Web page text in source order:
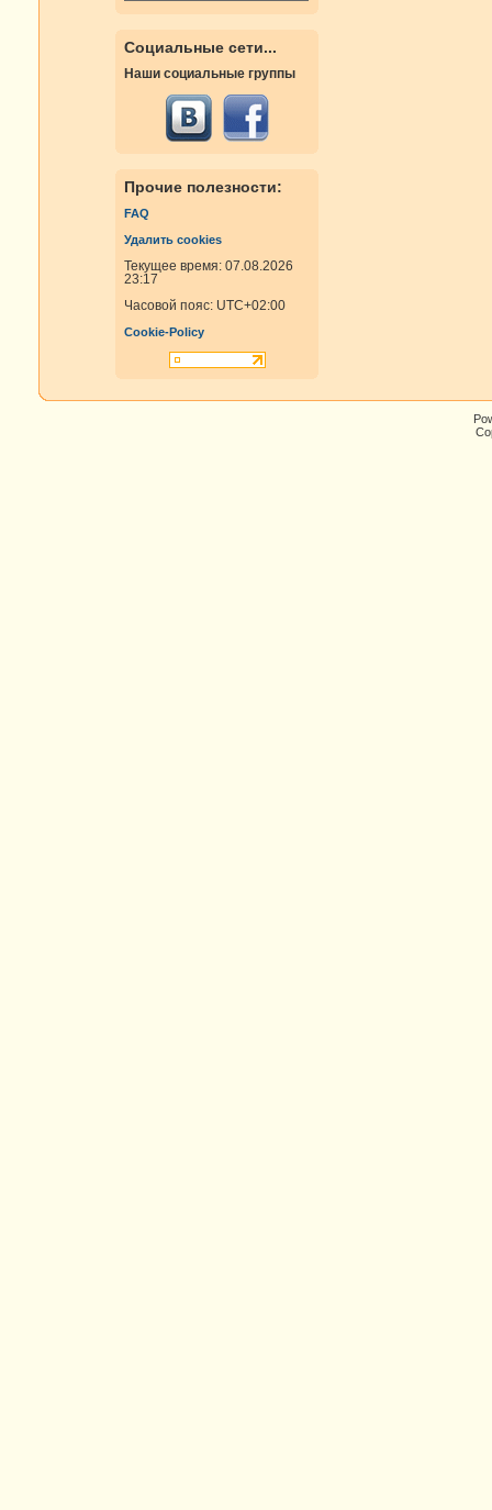
Социальные сети...
Наши социальные группы
Прочие полезности:
FAQ
Удалить cookies
Текущее время: 07.08.2026
23:17
Часовой пояс: UTC+02:00
Cookie-Policy